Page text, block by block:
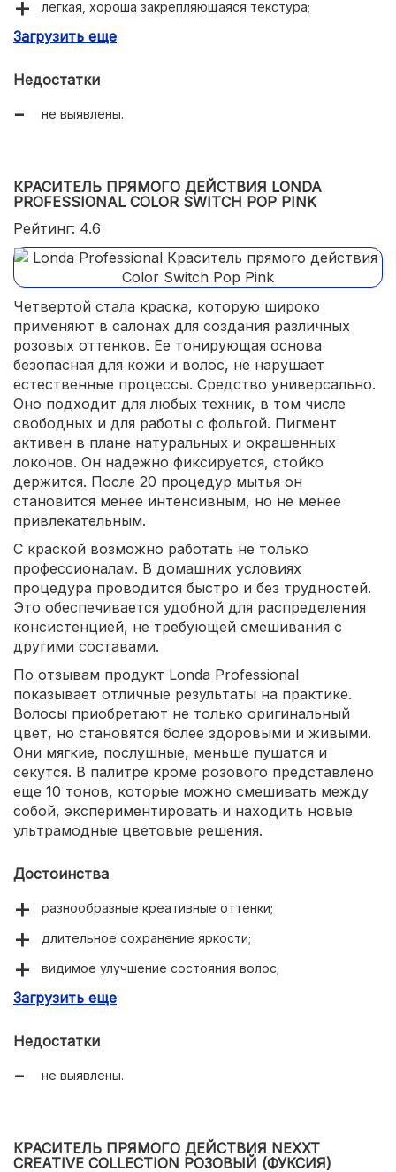
легкая, хороша закрепляющаяся текстура;
удобное домашнее использование.
Загрузить еще
Недостатки
не выявлены.
КРАСИТЕЛЬ ПРЯМОГО ДЕЙСТВИЯ LONDA
PROFESSIONAL COLOR SWITCH POP PINK
Рейтинг: 4.6
Четвертой стала краска, которую широко
применяют в салонах для создания различных
розовых оттенков. Ее тонирующая основа
безопасная для кожи и волос, не нарушает
естественные процессы. Средство универсально.
Оно подходит для любых техник, в том числе
свободных и для работы с фольгой. Пигмент
активен в плане натуральных и окрашенных
локонов. Он надежно фиксируется, стойко
держится. После 20 процедур мытья он
становится менее интенсивным, но не менее
привлекательным.
С краской возможно работать не только
профессионалам. В домашних условиях
процедура проводится быстро и без трудностей.
Это обеспечивается удобной для распределения
консистенцией, не требующей смешивания с
другими составами.
По отзывам продукт Londa Professional
показывает отличные результаты на практике.
Волосы приобретают не только оригинальный
цвет, но становятся более здоровыми и живыми.
Они мягкие, послушные, меньше пушатся и
секутся. В палитре кроме розового представлено
еще 10 тонов, которые можно смешивать между
собой, экспериментировать и находить новые
ультрамодные цветовые решения.
Достоинства
разнообразные креативные оттенки;
длительное сохранение яркости;
видимое улучшение состояния волос;
комфортная текстура для нанесения.
Загрузить еще
Недостатки
не выявлены.
КРАСИТЕЛЬ ПРЯМОГО ДЕЙСТВИЯ NEXXT
CREATIVE COLLECTION РОЗОВЫЙ (ФУКСИЯ)